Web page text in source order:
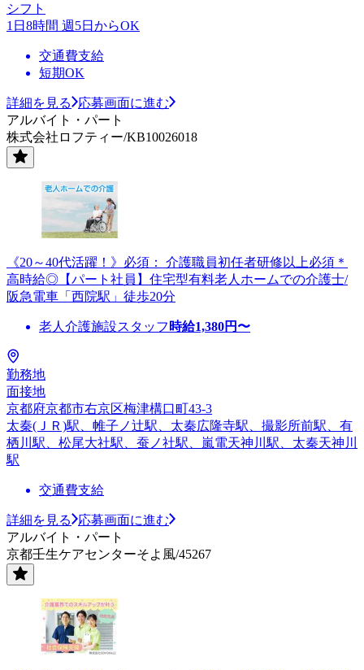
シフト
1日8時間 週5日からOK
交通費支給
短期OK
詳細を見る
応募画面に進む
アルバイト・パート
株式会社ロフティー/KB10026018
《20～40代活躍！》必須： 介護職員初任者研修以上必須＊
高時給◎【パート社員】住宅型有料老人ホームでの介護士/
阪急電車「西院駅」徒歩20分
老人介護施設スタッフ 時給1,380円〜
勤務地
面接地
京都府京都市右京区梅津構口町43-3
太秦(ＪＲ)駅、帷子ノ辻駅、太秦広隆寺駅、撮影所前駅、有
栖川駅、松尾大社駅、蚕ノ社駅、嵐電天神川駅、太秦天神川
駅
交通費支給
詳細を見る
応募画面に進む
アルバイト・パート
京都壬生ケアセンターそよ風/45267